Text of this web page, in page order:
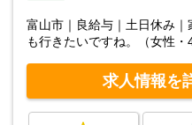
富山市｜良給与｜土日休み
も行きたいですね。（女性・
求人情報を